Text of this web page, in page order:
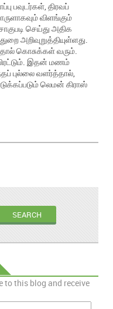
பவுடர்கள், திரவப்
விளங்கும்
செய்து அதிக
அறிவுறுத்தியுள்ளது.
கொசுக்கள் வரும்.
இதன் மணம்
புல்லை வளர்த்தால்,
லெமன் கிராஸ்
to this blog and receive